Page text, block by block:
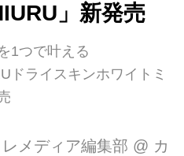
」新発売
1つで叶える
ドライスキンホワイトミ
メディア編集部 @ カ